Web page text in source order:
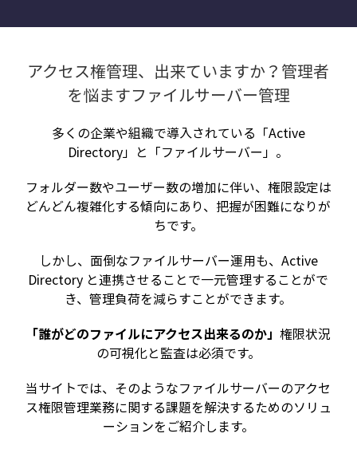
アクセス権管理、出来ていますか？管理者
を悩ますファイルサーバー管理
多くの企業や組織で導入されている「Active
Directory」と「ファイルサーバー」。
フォルダー数やユーザー数の増加に伴い、権限設定は
どんどん複雑化する傾向にあり、把握が困難になりが
ちです。
しかし、面倒なファイルサーバー運用も、Active
Directory と連携させることで一元管理することがで
き、管理負荷を減らすことができます。
「誰がどのファイルにアクセス出来るのか」権限状況
の可視化と監査は必須です。
当サイトでは、そのようなファイルサーバーのアクセ
ス権限管理業務に関する課題を解決するためのソリュ
ーションをご紹介します。